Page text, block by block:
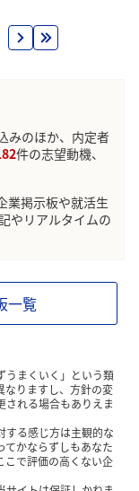
みのほか、内定者
件の志望動機、
業掲示板や就活生
やリアルタイムの
一覧
うまくいく」という類
なりますし、方針の変
される場合もありえま
する感じ方は主観的な
てかならずしもあなた
こで評価の高くない企